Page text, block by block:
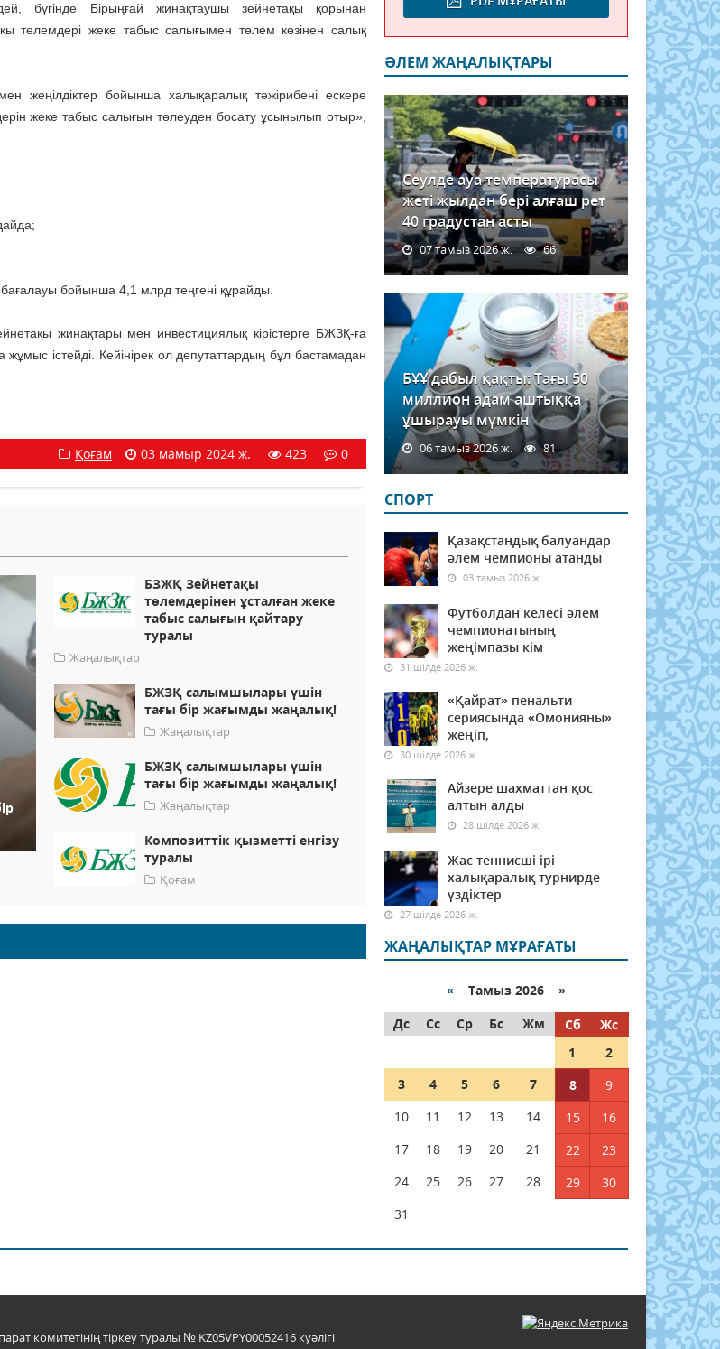
бүгінде Бірыңғай жинақтаушы зейнетақы қорынан
төлемдері жеке табыс салығымен төлем көзінен салық
жеңілдіктер бойынша халықаралық тәжірибені ескере
жеке табыс салығын төлеуден босату ұсынылып отыр»,
бойынша 4,1 млрд теңгені құрайды.
жинақтары мен инвестициялық кірістерге БЖЗҚ-ға
істейді. Кейінірек ол депутаттардың бұл бастамадан
Қоғам 03 мамыр 2024 ж. 423 0
БЗЖҚ Зейнетақы
төлемдерінен ұсталған жеке
табыс салығын қайтару
туралы
Жаңалықтар
БЖЗҚ салымшылары үшін
тағы бір жағымды жаңалық!
Жаңалықтар
БЖЗҚ салымшылары үшін
тағы бір жағымды жаңалық!
Жаңалықтар
Композиттік қызметті енгізу
туралы
Қоғам
ӘЛЕМ ЖАҢАЛЫҚТАРЫ
Сеулде ауа температурасы
жеті жылдан бері алғаш рет
40 градустан асты
07 тамыз 2026 ж. 66
БҰҰ дабыл қақты: Тағы 50
миллион адам аштыққа
ұшырауы мүмкін
06 тамыз 2026 ж. 81
СПОРТ
Қазақстандық балуандар
әлем чемпионы атанды
03 тамыз 2026 ж.
Футболдан келесі әлем
чемпионатының
жеңімпазы кім
31 шілде 2026 ж.
«Қайрат» пенальти
сериясында «Омонияны»
жеңіп,
30 шілде 2026 ж.
Айзере шахматтан қос
алтын алды
28 шілде 2026 ж.
Жас теннисші ірі
халықаралық турнирде
үздіктер
27 шілде 2026 ж.
ЖАҢАЛЫҚТАР МҰРАҒАТЫ
« Тамыз 2026 »
Дс
Сс Ср Бс Жм Сб
Жс
1
2
3
4 5 6 7 8
9
10
11 12 13 14 15
16
17
18 19 20 21 22
23
24
25 26 27 28 29
30
31
комитетінің тіркеу туралы № KZ05VPY00052416 куәлігі